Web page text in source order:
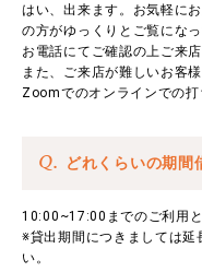
はい、出来ます。お気軽に
の方がゆっくりとご覧にな
お電話にてご確認の上ご来店
また、ご来店が難しいお客
Zoomでのオンラインでの打
Q. どれくらいの期間
10:00~17:00までのご利用と
※貸出期間につきましては延
い。